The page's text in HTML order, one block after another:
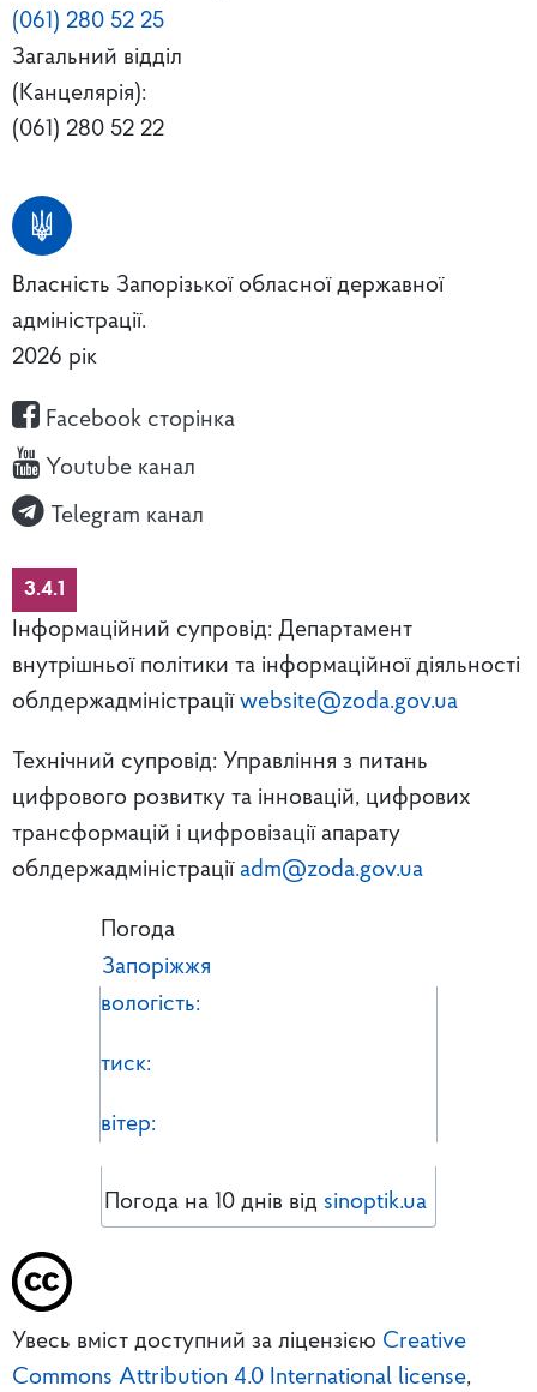
(061) 280 52 25
Загальний відділ
(Канцелярія):
(061) 280 52 22
Власність Запорізької обласної державної
адміністрації.
2026 рік
Facebook сторінка
Youtube канал
Telegram канал
3.4.1
Інформаційний супровід: Департамент
внутрішньої політики та інформаційної діяльності
облдержадміністрації website@zoda.gov.ua
Технічний супровід: Управління з питань
цифрового розвитку та інновацій, цифрових
трансформацій і цифровізації апарату
облдержадміністрації adm@zoda.gov.ua
Погода
Запоріжжя
вологість:
тиск:
вітер:
Погода на 10 днів від sinoptik.ua
Увесь вміст доступний за ліцензією Creative
Commons Attribution 4.0 International license,